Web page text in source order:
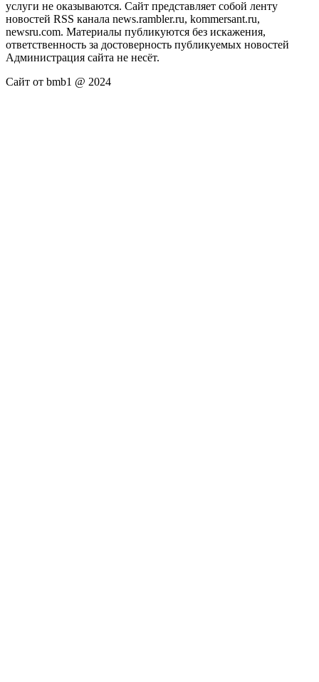
услуги не оказываются. Сайт представляет собой ленту
новостей RSS канала news.rambler.ru, kommersant.ru,
newsru.com. Материалы публикуются без искажения,
ответственность за достоверность публикуемых новостей
Администрация сайта не несёт.
Сайт от bmb1 @ 2024